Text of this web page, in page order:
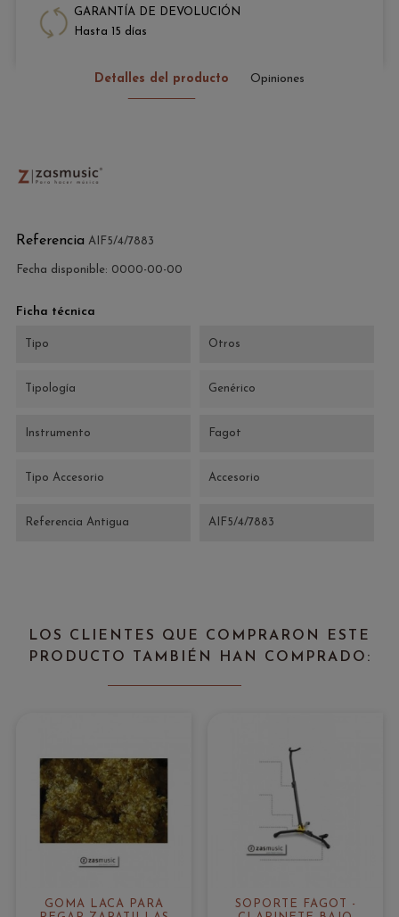
GARANTÍA DE DEVOLUCIÓN
Hasta 15 días
Detalles del producto Opiniones
Referencia AIF5/4/7883
Fecha disponible: 0000-00-00
Ficha técnica
Tipo Otros
Tipología Genérico
Instrumento Fagot
Tipo Accesorio Accesorio
Referencia Antigua AIF5/4/7883
LOS CLIENTES QUE COMPRARON ESTE
PRODUCTO TAMBIÉN HAN COMPRADO:
GOMA LACA PARA
SOPORTE FAGOT -